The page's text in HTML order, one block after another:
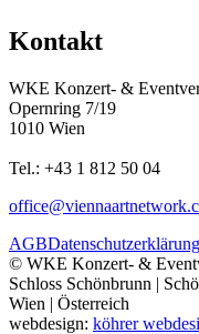
Kontakt
WKE Konzert- &
Opernring 7/19
1010 Wien
Tel.: +43 1 812 50 04
AGBDatenschutzerklärung
© WKE Konzert- &
Schloss Schönbrunn |
Wien | Österreich
webdesign: köhrer